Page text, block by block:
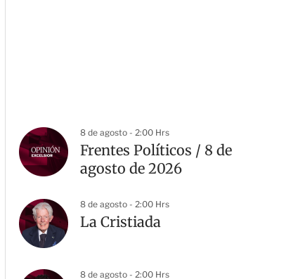
8 de agosto - 2:00 Hrs
Frentes Políticos / 8 de
agosto de 2026
8 de agosto - 2:00 Hrs
La Cristiada
8 de agosto - 2:00 Hrs